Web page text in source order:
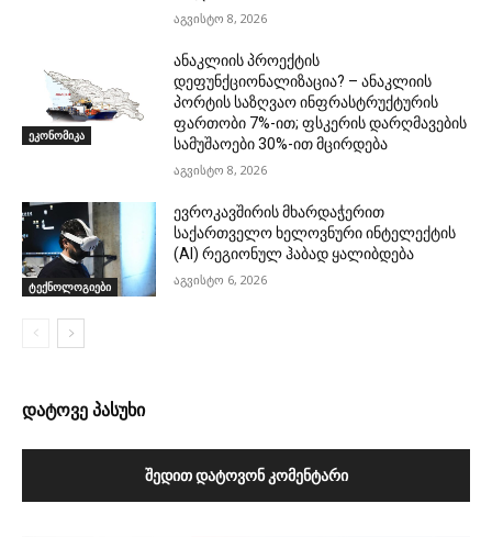
აგვისტო 8, 2026
ეკონომიკა
ანაკლიის პროექტის
დეფუნქციონალიზაცია? – ანაკლიის
პორტის საზღვაო ინფრასტრუქტურის
ფართობი 7%-ით; ფსკერის დარღმავების
სამუშაოები 30%-ით მცირდება
აგვისტო 8, 2026
ტექნოლოგიები
ევროკავშირის მხარდაჭერით
საქართველო ხელოვნური ინტელექტის
(AI) რეგიონულ ჰაბად ყალიბდება
აგვისტო 6, 2026
დატოვე პასუხი
ᲨᲔᲓᲘᲗ ᲓᲐᲢᲝᲕᲝᲜ ᲙᲝᲛᲔᲜᲢᲐᲠᲘ